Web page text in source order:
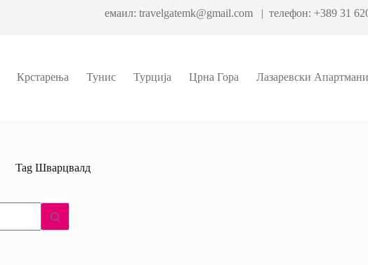
емаил: travelgatemk@gmail.com | телефон: +389 31
Крстарења Тунис Турција Црна Гора Лазаревски Апартмани
Tag Шварцвалд